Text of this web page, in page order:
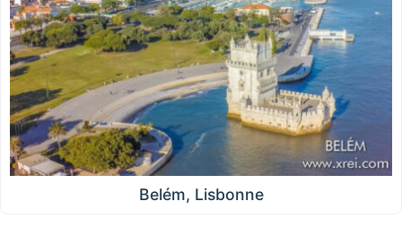
Belém, Lisbonne